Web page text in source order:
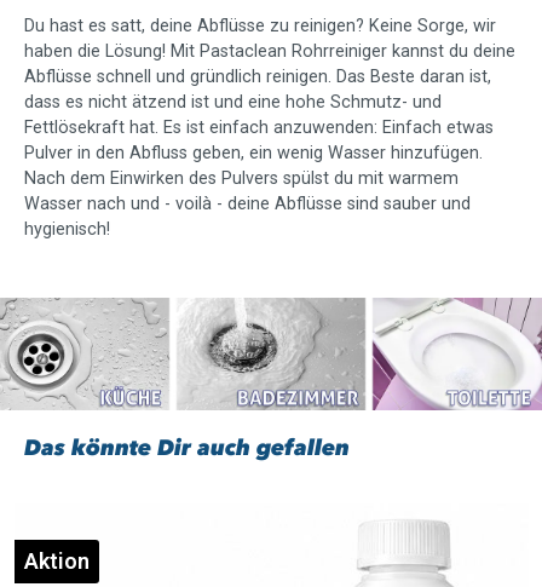
Du hast es satt, deine Abflüsse zu reinigen? Keine Sorge, wir
haben die Lösung! Mit Pastaclean Rohrreiniger kannst du deine
Abflüsse schnell und gründlich reinigen. Das Beste daran ist,
dass es nicht ätzend ist und eine hohe Schmutz- und
Fettlösekraft hat. Es ist einfach anzuwenden: Einfach etwas
Pulver in den Abfluss geben, ein wenig Wasser hinzufügen.
Nach dem Einwirken des Pulvers spülst du mit warmem
Wasser nach und - voilà - deine Abflüsse sind sauber und
hygienisch!
Das könnte Dir auch gefallen
Aktion